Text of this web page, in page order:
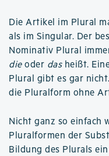
Die Artikel im Plural
als im Singular. Der
Nominativ Plural
dieoder dasheißt.
Plural gibt es gar
die Pluralform ohne
Nicht ganz so einfach
Pluralformen der
Bildung des Plurals